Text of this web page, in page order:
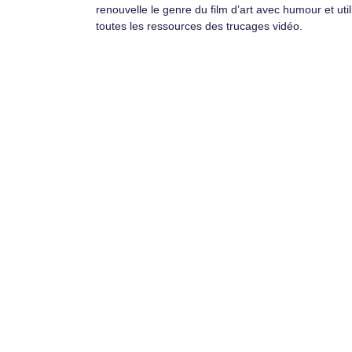
renouvelle le genre du film d’art avec humour et
toutes les ressources des trucages vidéo.